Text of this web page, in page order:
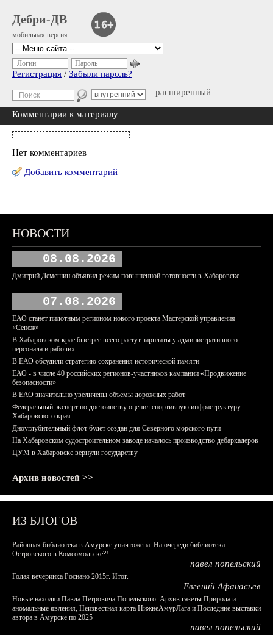
Дебри-ДВ
мобильная версия
расширенный
Логин Пароль
Регистрация / Забыли пароль?
Комментарии к материалу
Нет комментариев
Добавить комментарий
НОВОСТИ
08.08.2026
Дмитрий Демешин объявил режим повышенной готовности в Хабаровске
07.08.2026
ЕАО станет пилотным регионом нового проекта Мастерской управления
«Сенеж»
В Хабаровском крае быстрее всего растут зарплаты у административного
персонала и рабочих
В ЕАО обсудили стратегию сохранения исторической памяти
ЕАО - в числе 40 российских регионов-участников кампании «Продвижение
безопасности»
В ЕАО значительно увеличены объемы дорожных работ
Федеральный эксперт по достоинству оценил спортивную инфраструктуру
Хабаровского края
Дноуглубительный флот будет создан для Северного морского пути
На Хабаровском судостроительном заводе началось производство дебаркадеров
ЦУМ в Хабаровске вернули государству
Архив новостей >>
ИЗ БЛОГОВ
Районная библиотека в Амурске уничтожена. На очереди библиотека
Островского в Комсомольске?!
павел попельский
Голая вечеринка Роснано 2015г. Итог.
Евгений Афанасьев
Новые находки Павла Петровича Попельского: Архив газеты Природа и
аномальные явления, Неизвестная карта НижнеАмурЛага и Последние выставки
автора в Амурске по 2025
павел попельский